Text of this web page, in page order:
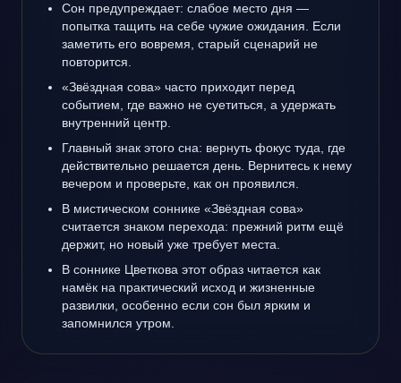
Сон предупреждает: слабое место дня —
попытка тащить на себе чужие ожидания. Если
заметить его вовремя, старый сценарий не
повторится.
«Звёздная сова» часто приходит перед
событием, где важно не суетиться, а удержать
внутренний центр.
Главный знак этого сна: вернуть фокус туда, где
действительно решается день. Вернитесь к нему
вечером и проверьте, как он проявился.
В мистическом соннике «Звёздная сова»
считается знаком перехода: прежний ритм ещё
держит, но новый уже требует места.
В соннике Цветкова этот образ читается как
намёк на практический исход и жизненные
развилки, особенно если сон был ярким и
запомнился утром.